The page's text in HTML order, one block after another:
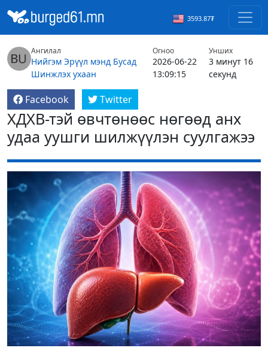
3593.87₮
Ангилал
Нийгэм Эрүүл мэнд Бусад
Шинжлэх ухаан
Огноо
2026-06-22
13:09:15
Унших
3 минут 16
секунд
Facebook Twitter
ХДХВ-тэй өвчтөнөөс нөгөөд анх
удаа уушги шилжүүлэн суулгажээ